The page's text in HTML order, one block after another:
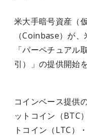
米大手暗号資産（
（Coinbase）が
「パーペチュアル
引）」の提供開始
コインベース提供
ットコイン（BTC
トコイン（LTC）